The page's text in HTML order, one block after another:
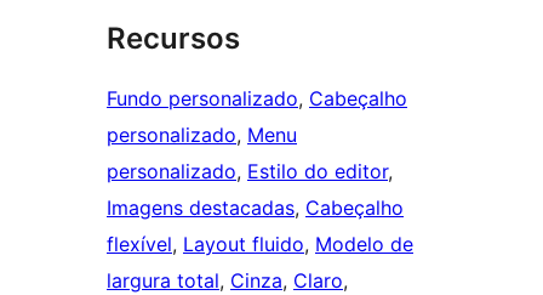
Recursos
Fundo personalizado, Cabeçalho
personalizado, Menu
personalizado, Estilo do editor
Imagens destacadas, Cabeçalho
flexível, Layout fluido, Modelo de
largura total, Cinza, Claro